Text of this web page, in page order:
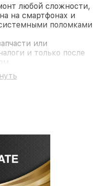
любой сложности,
на смартфонах и
поломками
или
и только после
комплектующие
гарантия. В случае
и
ремонтно-